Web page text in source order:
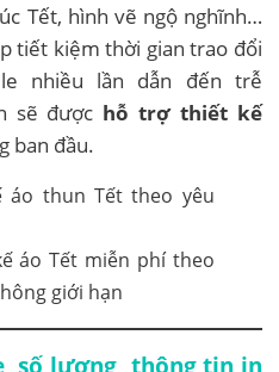
Tết, hình vẽ ngộ nghĩnh…
tiết kiệm thời gian trao đổi
nhiều lần dẫn đến trễ
sẽ được hỗ trợ thiết kế
ban đầu.
áo Tết miễn phí theo
giới hạn
số lượng, thông tin in